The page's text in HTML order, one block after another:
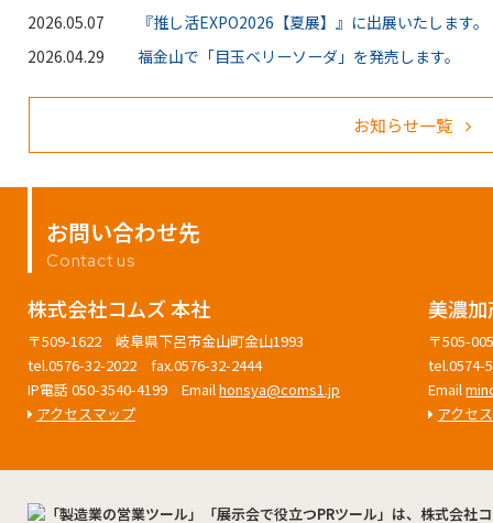
2026.05.07
『推し活EXPO2026【夏展】』に出展いたします。
2026.04.29
福金山で「目玉ベリーソーダ」を発売します。
お知らせ一覧
お問い合わせ先
Contact us
株式会社コムズ 本社
〒509-1622 岐阜県下呂市金山町金山1993
tel.0576-32-2022 fax.0576-32-2444
IP電話 050-3540-4199 Emailhonsya@coms1.jp
アクセスマップ
美濃
〒505-
tel.0574-
Email
アクセ